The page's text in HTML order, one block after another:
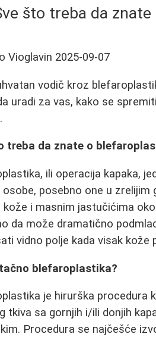
što treba da
Vioglavin 2025-09-07
vodič kroz
uradi za vas, kako se
treba da znate o
ili operacija kapaka,
osobe, posebno one u zrelijim
kože i masnim jastučićima
da može dramatično
vidno polje kada visak
blefaroplastika?
je hirurška procedura
tkiva sa gornjih i/ili donjih
Procedura se najčešće